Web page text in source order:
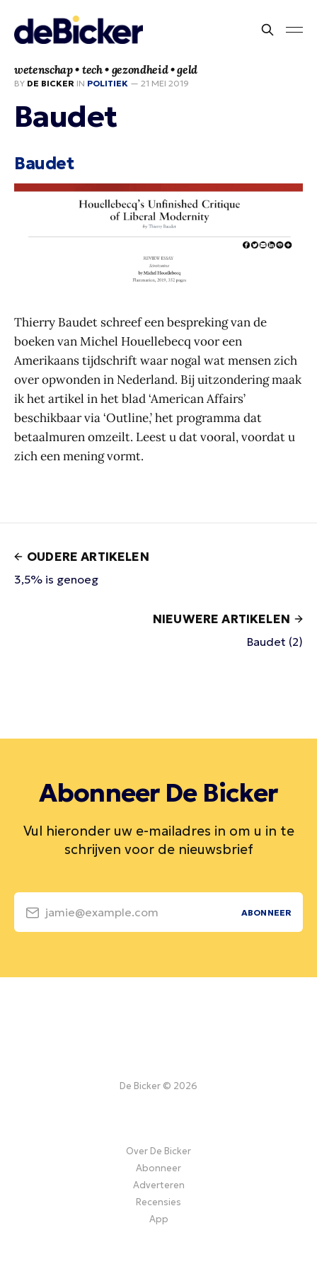
wetenschap • tech • gezondheid • geld
BY DE BICKER IN POLITIEK — 21 MEI 2019
Baudet
Baudet
Thierry Baudet schreef een bespreking van de
boeken van Michel Houellebecq voor een
Amerikaans tijdschrift waar nogal wat mensen zich
over opwonden in Nederland. Bij uitzondering maak
ik het artikel in het blad ‘American Affairs’
beschikbaar via ‘Outline,’ het programma dat
betaalmuren omzeilt. Leest u dat vooral, voordat u
zich een mening vormt.
OUDERE ARTIKELEN
3,5% is genoeg
NIEUWERE ARTIKELEN
Baudet (2)
Abonneer De Bicker
Vul hieronder uw e-mailadres in om u in te
schrijven voor de nieuwsbrief
jamie@example.com ABONNEER
De Bicker © 2026
Over De Bicker
Abonneer
Adverteren
Recensies
App